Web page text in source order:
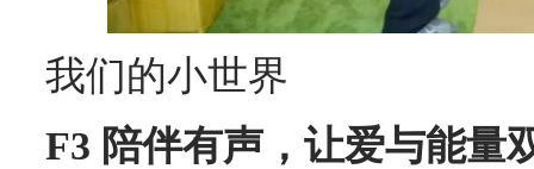
我们的小世界
F3 陪伴有声，让爱与能量